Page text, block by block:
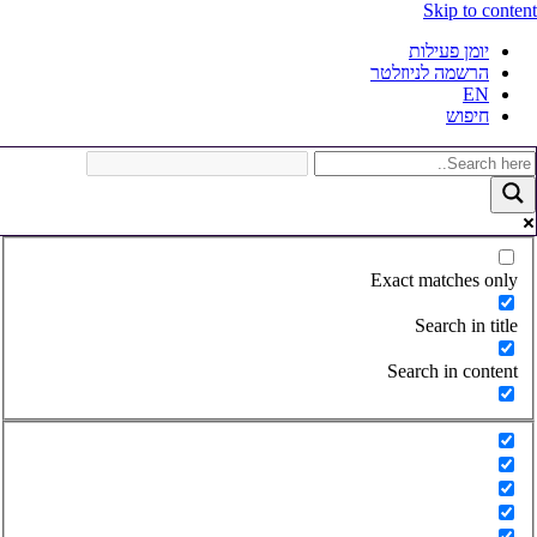
Skip to
יומן פעילות
הרשמה לניוזלטר
EN
חיפוש
Exact matches only
Search in title
Search in content